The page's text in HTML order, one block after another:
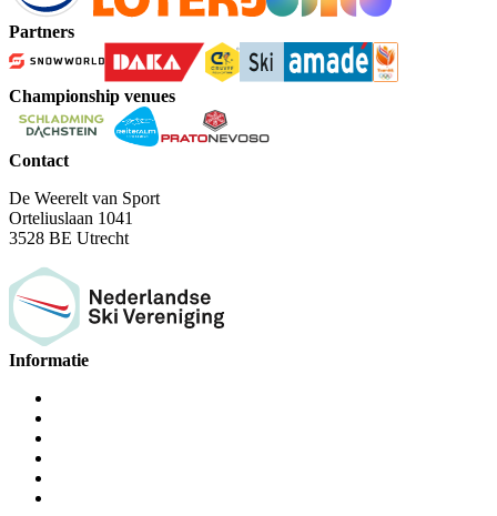
Partners
Championship venues
Contact
De Weerelt van Sport
Orteliuslaan 1041
3528 BE Utrecht
Informatie